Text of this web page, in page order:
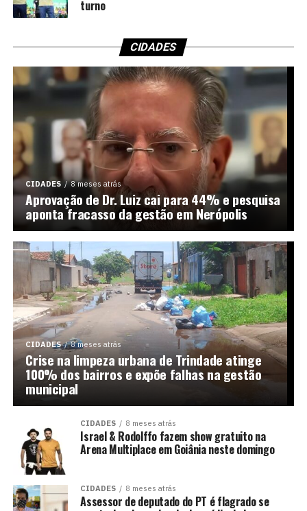
turno
CIDADES
CIDADES 8 meses atrás
Aprovação de Dr. Luiz cai para 44% e pesquisa
aponta fracasso da gestão em Nerópolis
CIDADES 8 meses atrás
Crise na limpeza urbana de Trindade atinge
100% dos bairros e expõe falhas na gestão
municipal
CIDADES 8 meses atrás
Israel & Rodolffo fazem show gratuito na
Arena Multiplace em Goiânia neste domingo
CIDADES 8 meses atrás
Assessor de deputado do PT é flagrado se